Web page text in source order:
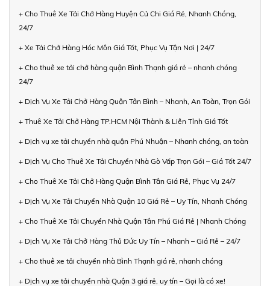
+ Cho Thuê Xe Tải Chở Hàng Huyện Củ Chi Giá Rẻ, Nhanh Chóng,
24/7
+ Xe Tải Chở Hàng Hóc Môn Giá Tốt, Phục Vụ Tận Nơi | 24/7
+ Cho thuê xe tải chở hàng quận Bình Thạnh giá rẻ – nhanh chóng
24/7
+ Dịch Vụ Xe Tải Chở Hàng Quận Tân Bình – Nhanh, An Toàn, Trọn Gói
+ Thuê Xe Tải Chở Hàng TP.HCM Nội Thành & Liên Tỉnh Giá Tốt
+ Dịch vụ xe tải chuyển nhà quận Phú Nhuận – Nhanh chóng, an toàn
+ Dịch Vụ Cho Thuê Xe Tải Chuyển Nhà Gò Vấp Trọn Gói – Giá Tốt 24/7
+ Cho Thuê Xe Tải Chở Hàng Quận Bình Tân Giá Rẻ, Phục Vụ 24/7
+ Dịch Vụ Xe Tải Chuyển Nhà Quận 10 Giá Rẻ – Uy Tín, Nhanh Chóng
+ Cho Thuê Xe Tải Chuyển Nhà Quận Tân Phú Giá Rẻ | Nhanh Chóng
+ Dịch Vụ Xe Tải Chở Hàng Thủ Đức Uy Tín – Nhanh – Giá Rẻ – 24/7
+ Cho thuê xe tải chuyển nhà Bình Thạnh giá rẻ, nhanh chóng
+ Dịch vụ xe tải chuyển nhà Quận 3 giá rẻ, uy tín – Gọi là có xe!